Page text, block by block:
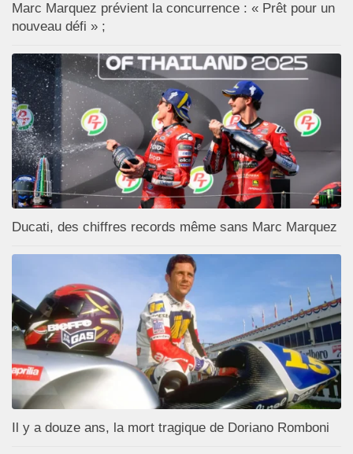
Marc Marquez prévient la concurrence : « Prêt pour un
nouveau défi » ;
Ducati, des chiffres records même sans Marc Marquez
Il y a douze ans, la mort tragique de Doriano Romboni